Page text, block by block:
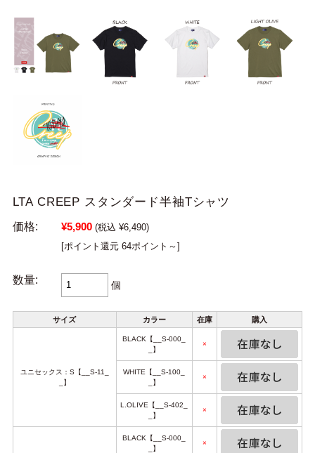
LTA CREEP スタンダード半袖Tシャツ
価格: ¥5,900 (税込 ¥6,490)
[ポイント還元 64ポイント～]
数量: 個
サイズ カラー 在庫 購入
ユニセックス：S【__S-11_
_】
BLACK【__S-000_
_】
×
WHITE【__S-100_
_】
×
L.OLIVE【__S-402_
_】
×
BLACK【__S-000_
_】
×